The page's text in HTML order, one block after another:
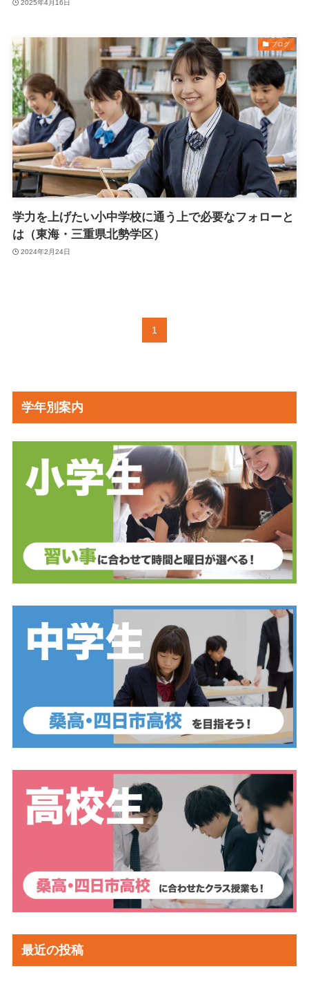
2025年4月16日
ブログ
学力を上げたい小中学校に通う上で必要なフォローと
は（東海・三重県北勢学区）
2024年2月24日
1
学年別案内
最近の投稿